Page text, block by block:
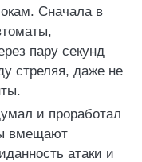
Сначала в
пару секунд
стреляя, даже не
и проработал
вмещают
атаки и